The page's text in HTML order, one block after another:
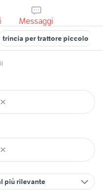
Messaggi
trincia per trattore piccolo
più rilevante